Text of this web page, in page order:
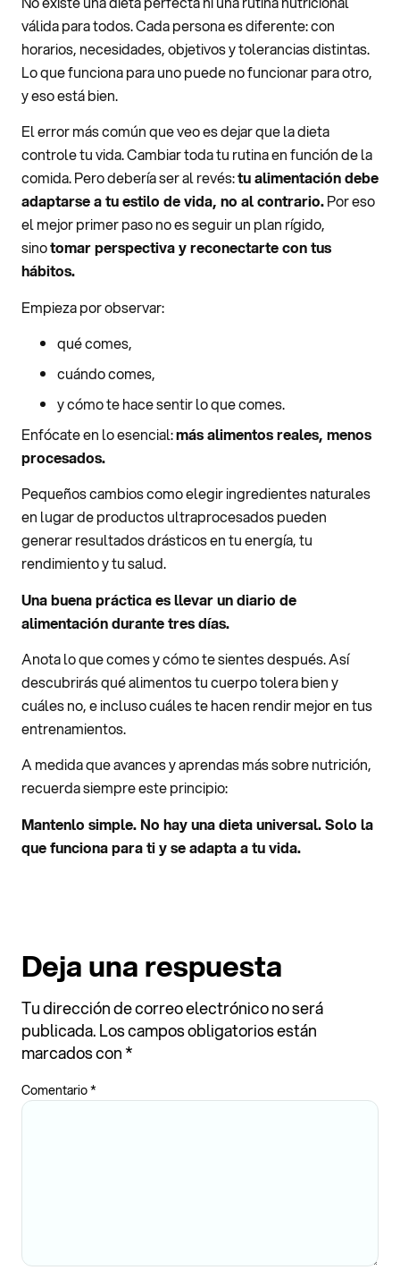
válida para todos. Cada persona es diferente: con
horarios, necesidades, objetivos y tolerancias distintas.
Lo que funciona para uno puede no funcionar para otro,
y eso está bien.
El error más común que veo es dejar que la dieta
controle tu vida. Cambiar toda tu rutina en función de la
comida. Pero debería ser al revés:tu alimentación debe
adaptarse a tu estilo de vida, no al contrario.Por eso
el mejor primer paso no es seguir un plan rígido,
sinotomar perspectiva y reconectarte con tus
hábitos.
Empieza por observar:
qué comes,
cuándo comes,
y cómo te hace sentir lo que comes.
Enfócate en lo esencial:más alimentos reales, menos
procesados.
Pequeños cambios como elegir ingredientes naturales
en lugar de productos ultraprocesados pueden
generar resultados drásticos en tu energía, tu
rendimiento y tu salud.
Una buena práctica es llevar un diario de
alimentación durante tres días.
Anota lo que comes y cómo te sientes después. Así
descubrirás qué alimentos tu cuerpo tolera bien y
cuáles no, e incluso cuáles te hacen rendir mejor en tus
entrenamientos.
A medida que avances y aprendas más sobre nutrición,
recuerda siempre este principio:
Mantenlo simple. No hay una dieta universal. Solo la
que funciona para ti y se adapta a tu vida.
Deja una respuesta
Tu dirección de correo electrónico no será
publicada.Los campos obligatorios están
marcados con*
Comentario*